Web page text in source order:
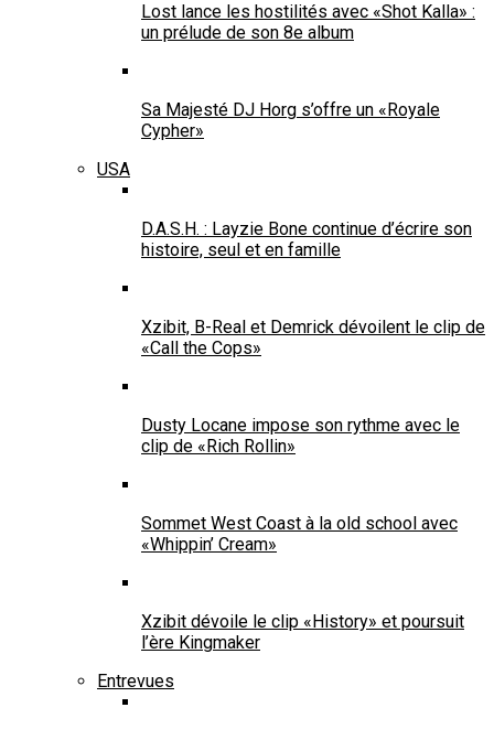
Lost lance les hostilités avec «Shot Kalla» :
un prélude de son 8e album
Sa Majesté DJ Horg s’offre un «Royale
Cypher»
USA
D.A.S.H. : Layzie Bone continue d’écrire son
histoire, seul et en famille
Xzibit, B-Real et Demrick dévoilent le clip de
«Call the Cops»
Dusty Locane impose son rythme avec le
clip de «Rich Rollin»
Sommet West Coast à la old school avec
«Whippin’ Cream»
Xzibit dévoile le clip «History» et poursuit
l’ère Kingmaker
Entrevues